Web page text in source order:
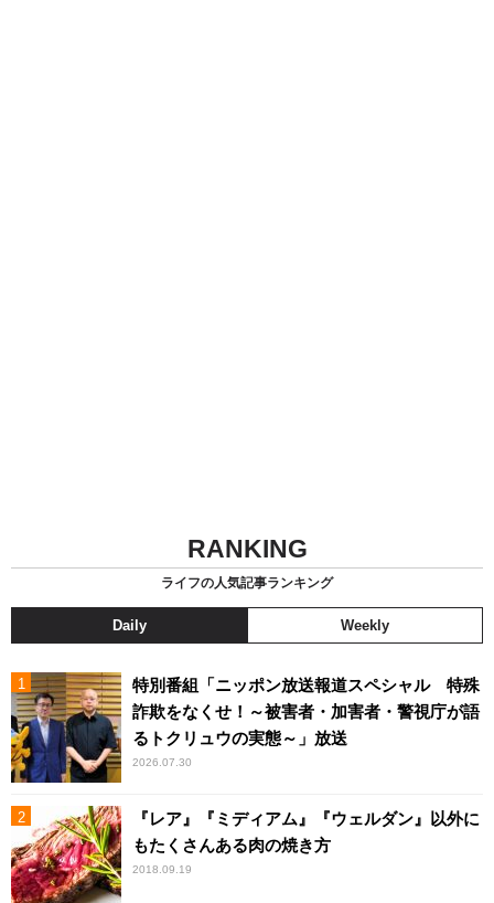
RANKING
ライフの人気記事ランキング
Daily Weekly
特別番組「ニッポン放送報道スペシャル 特殊
詐欺をなくせ！～被害者・加害者・警視庁が語
るトクリュウの実態～」放送
2026.07.30
『レア』『ミディアム』『ウェルダン』以外に
もたくさんある肉の焼き方
2018.09.19